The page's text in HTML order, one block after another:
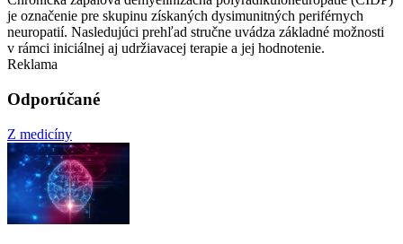
je označenie pre skupinu získaných dysimunitných periférnych
neuropatií. Nasledujúci prehľad stručne uvádza základné možnosti
v rámci iniciálnej aj udržiavacej terapie a jej hodnotenie.
Reklama
Odporúčané
Z medicíny